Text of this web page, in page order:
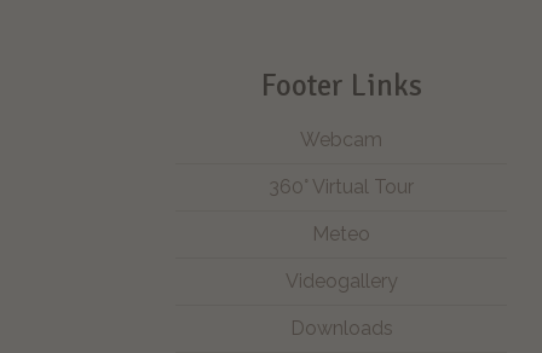
Footer Links
Webcam
360° Virtual Tour
Meteo
Videogallery
Downloads